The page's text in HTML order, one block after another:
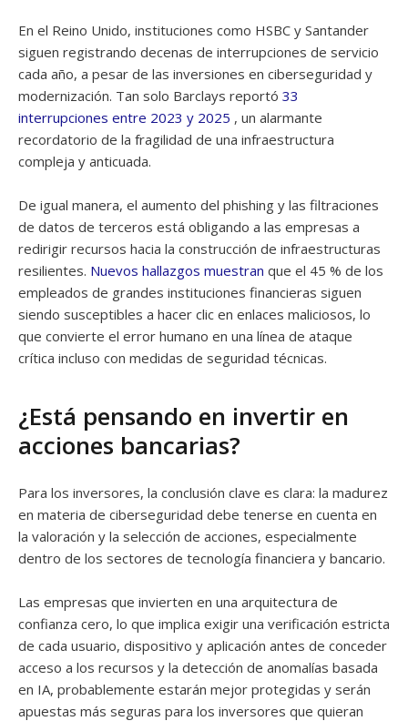
En el Reino Unido, instituciones como HSBC y Santander
siguen registrando decenas de interrupciones de servicio
cada año, a pesar de las inversiones en ciberseguridad y
modernización. Tan solo Barclays reportó 33
interrupciones entre 2023 y 2025 , un alarmante
recordatorio de la fragilidad de una infraestructura
compleja y anticuada.
De igual manera, el aumento del phishing y las filtraciones
de datos de terceros está obligando a las empresas a
redirigir recursos hacia la construcción de infraestructuras
resilientes. Nuevos hallazgos muestran que el 45 % de los
empleados de grandes instituciones financieras siguen
siendo susceptibles a hacer clic en enlaces maliciosos, lo
que convierte el error humano en una línea de ataque
crítica incluso con medidas de seguridad técnicas.
¿Está pensando en invertir en
acciones bancarias?
Para los inversores, la conclusión clave es clara: la madurez
en materia de ciberseguridad debe tenerse en cuenta en
la valoración y la selección de acciones, especialmente
dentro de los sectores de tecnología financiera y bancario.
Las empresas que invierten en una arquitectura de
confianza cero, lo que implica exigir una verificación estricta
de cada usuario, dispositivo y aplicación antes de conceder
acceso a los recursos y la detección de anomalías basada
en IA, probablemente estarán mejor protegidas y serán
apuestas más seguras para los inversores que quieran